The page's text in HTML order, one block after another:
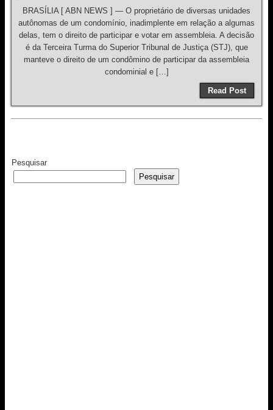
BRASÍLIA [ ABN NEWS ] — O proprietário de diversas unidades
autônomas de um condomínio, inadimplente em relação a algumas
delas, tem o direito de participar e votar em assembleia. A decisão
é da Terceira Turma do Superior Tribunal de Justiça (STJ), que
manteve o direito de um condômino de participar da assembleia
condominial e […]
Read Post
Pesquisar
Pesquisar